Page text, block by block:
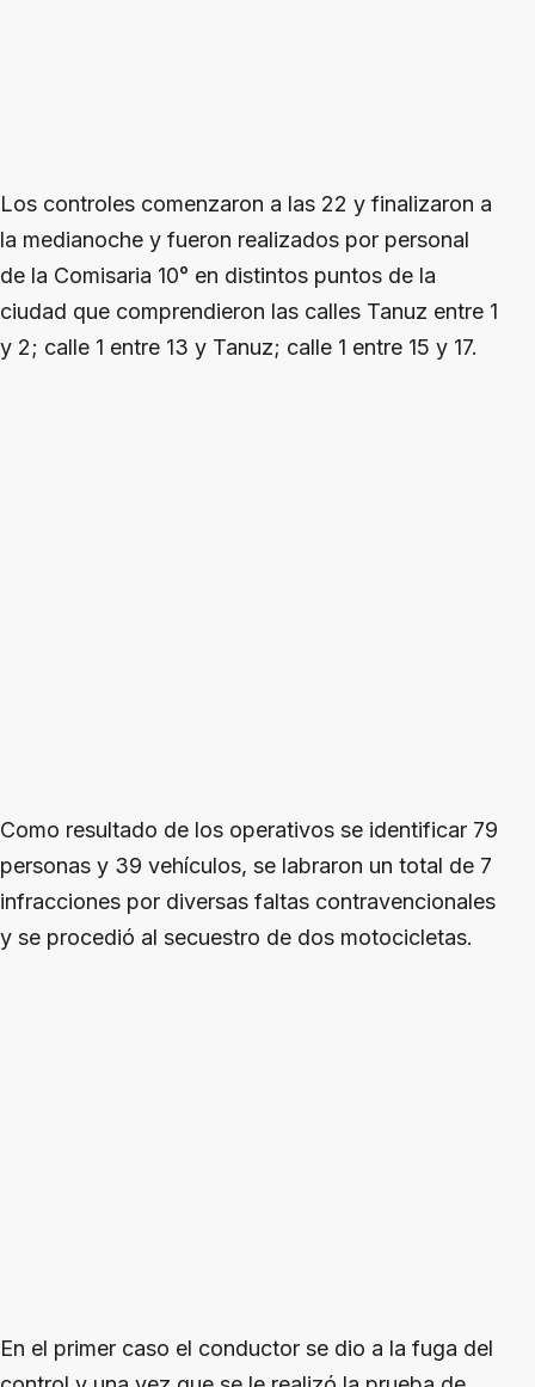
Los controles comenzaron a las 22 y finalizaron a
la medianoche y fueron realizados por personal
de la Comisaria 10° en distintos puntos de la
ciudad que comprendieron las calles Tanuz entre 1
y 2; calle 1 entre 13 y Tanuz; calle 1 entre 15 y 17.
Como resultado de los operativos se identificar 79
personas y 39 vehículos, se labraron un total de 7
infracciones por diversas faltas contravencionales
y se procedió al secuestro de dos motocicletas.
En el primer caso el conductor se dio a la fuga del